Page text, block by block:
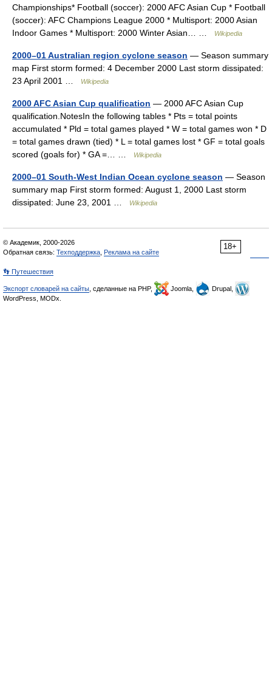
Championships* Football (soccer): 2000 AFC Asian Cup * Football
(soccer): AFC Champions League 2000 * Multisport: 2000 Asian
Indoor Games * Multisport: 2000 Winter Asian… …
Wikipedia
2000–01 Australian region cyclone season — Season summary
map First storm formed: 4 December 2000 Last storm dissipated:
23 April 2001 …
Wikipedia
2000 AFC Asian Cup qualification — 2000 AFC Asian Cup
qualification.NotesIn the following tables * Pts = total points
accumulated * Pld = total games played * W = total games won * D
= total games drawn (tied) * L = total games lost * GF = total goals
scored (goals for) * GA =… …
Wikipedia
2000–01 South-West Indian Ocean cyclone season — Season
summary map First storm formed: August 1, 2000 Last storm
dissipated: June 23, 2001 …
Wikipedia
18+
© Академик, 2000-2026
Обратная связь: Техподдержка Реклама на сайте
👣 Путешествия
Экспорт словарей на сайты , сделанные на PHP, Joomla,
Drupal,
WordPress, MODx.